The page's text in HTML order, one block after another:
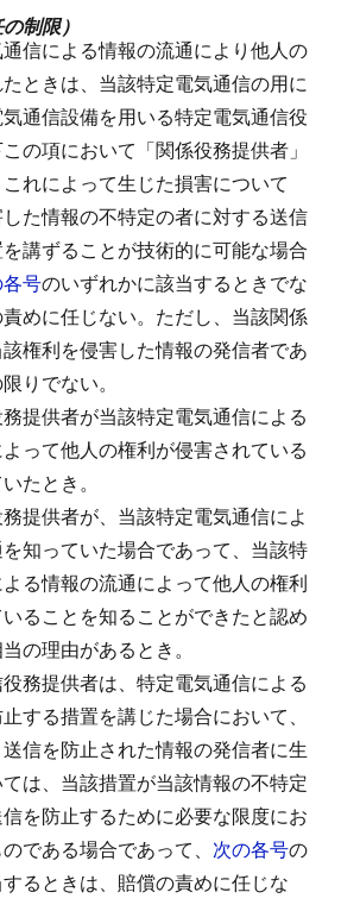
制限）
信による情報の流通により他人の
ときは、当該特定電気通信の用に
通信設備を用いる特定電気通信役
の項において「関係役務提供者」
れによって生じた損害について
た情報の不特定の者に対する送信
講ずることが技術的に可能な場合
号のいずれかに該当するときでな
めに任じない。 ただし、当該関係
権利を侵害した情報の発信者であ
りでない。
提供者が当該特定電気通信による
って他人の権利が侵害されている
たとき。
提供者が、当該特定電気通信によ
知っていた場合であって、当該特
る情報の流通によって他人の権利
ることを知ることができたと認め
の理由があるとき。
務提供者は、特定電気通信による
する措置を講じた場合において、
信を防止された情報の発信者に生
は、当該措置が当該情報の不特定
を防止するために必要な限度にお
である場合であって、 次の各号の
るときは、賠償の責めに任じな